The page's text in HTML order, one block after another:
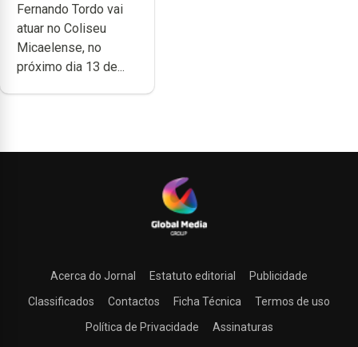
no Coliseu
Micaelense
Fernando Tordo vai
atuar no Coliseu
Micaelense, no
próximo dia 13 de...
Acerca do Jornal Estatuto editorial
Publicidade
Classificados
Contactos Ficha Técnica
Termos de uso
Política de Privacidade
Assinaturas